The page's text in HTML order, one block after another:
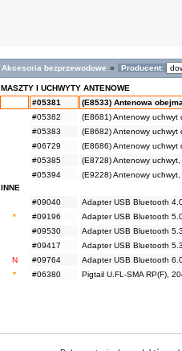
Akcesoria bezprzewodowe » Producent:
MASZTY I UCHWYTY ANTENOWE
#05381
(E8533) Antenowa
#05382
(E8681) Antenowy uchwyt
#05383
(E8682) Antenowy uchwyt
#06729
(E8686) Antenowy uchwyt
#05385
(E8728) Antenowy
#05394
(E9228) Antenowy
INNE
#09040
Adapter USB Bluetooth
*
#09196 Adapter USB Bluetooth
#09530
Adapter USB Bluetooth
#09417
Adapter USB Bluetooth
N
#09764 Adapter USB Bluetooth
*
#06380 Pigtail U.FL-SMA RP(F),